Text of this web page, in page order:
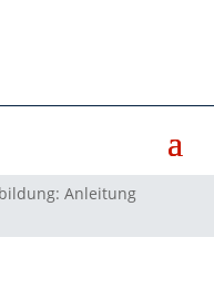
Anleitung